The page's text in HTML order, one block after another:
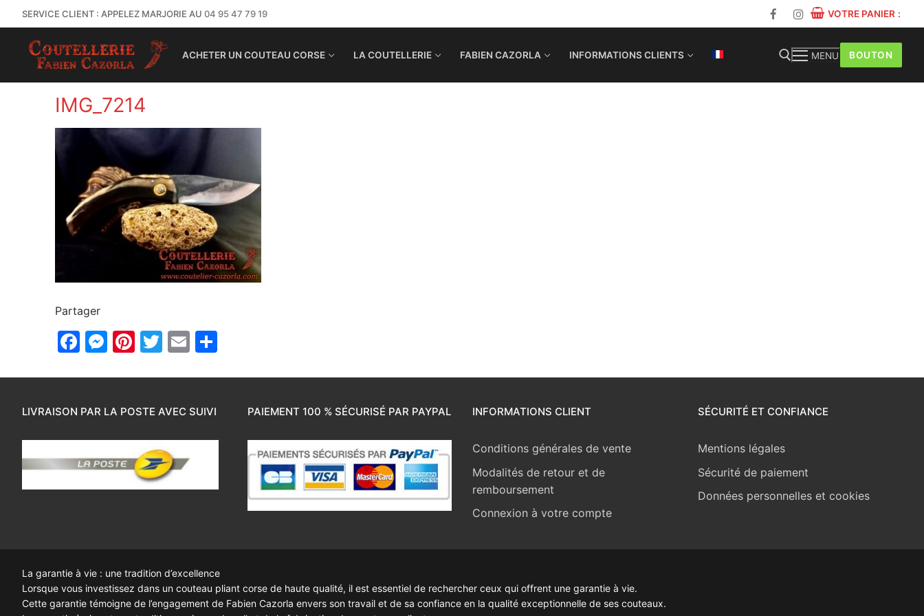
SERVICE CLIENT : APPELEZ MARJORIE AU 04 95 47 79 19 VOTRE PANIER :
ACHETER UN COUTEAU CORSE LA COUTELLERIE FABIEN CAZORLA INFORMATIONS CLIENTS MENU BOUTON
IMG_7214
Partager
Facebook
Messenger
Pinterest
Twitter
Email
LIVRAISON PAR LA POSTE AVEC SUIVI PAIEMENT 100 % SÉCURISÉ PAR PAYPAL INFORMATIONS CLIENT
Conditions générales de vente
Modalités de retour et de
remboursement
Connexion à votre compte
SÉCURITÉ ET CONFIANCE
Mentions légales
Sécurité de paiement
Données personnelles et cookies
La garantie à vie : une tradition d’excellence
Lorsque vous investissez dans un couteau pliant corse de haute qualité, il est essentiel de rechercher ceux qui offrent une garantie à vie.
Cette garantie témoigne de l’engagement de Fabien Cazorla envers son travail et de sa confiance en la qualité exceptionnelle de ses couteaux.